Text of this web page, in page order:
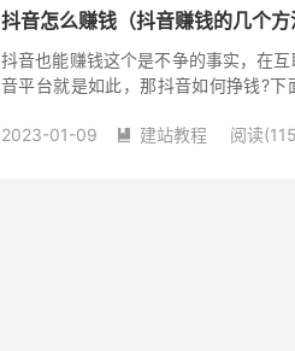
抖音怎么赚钱（抖音赚钱的几个方
抖音也能赚钱这个是不争的事实，在
音平台就是如此，那抖音如何挣钱?
2023-01-09
 建站教程 阅读